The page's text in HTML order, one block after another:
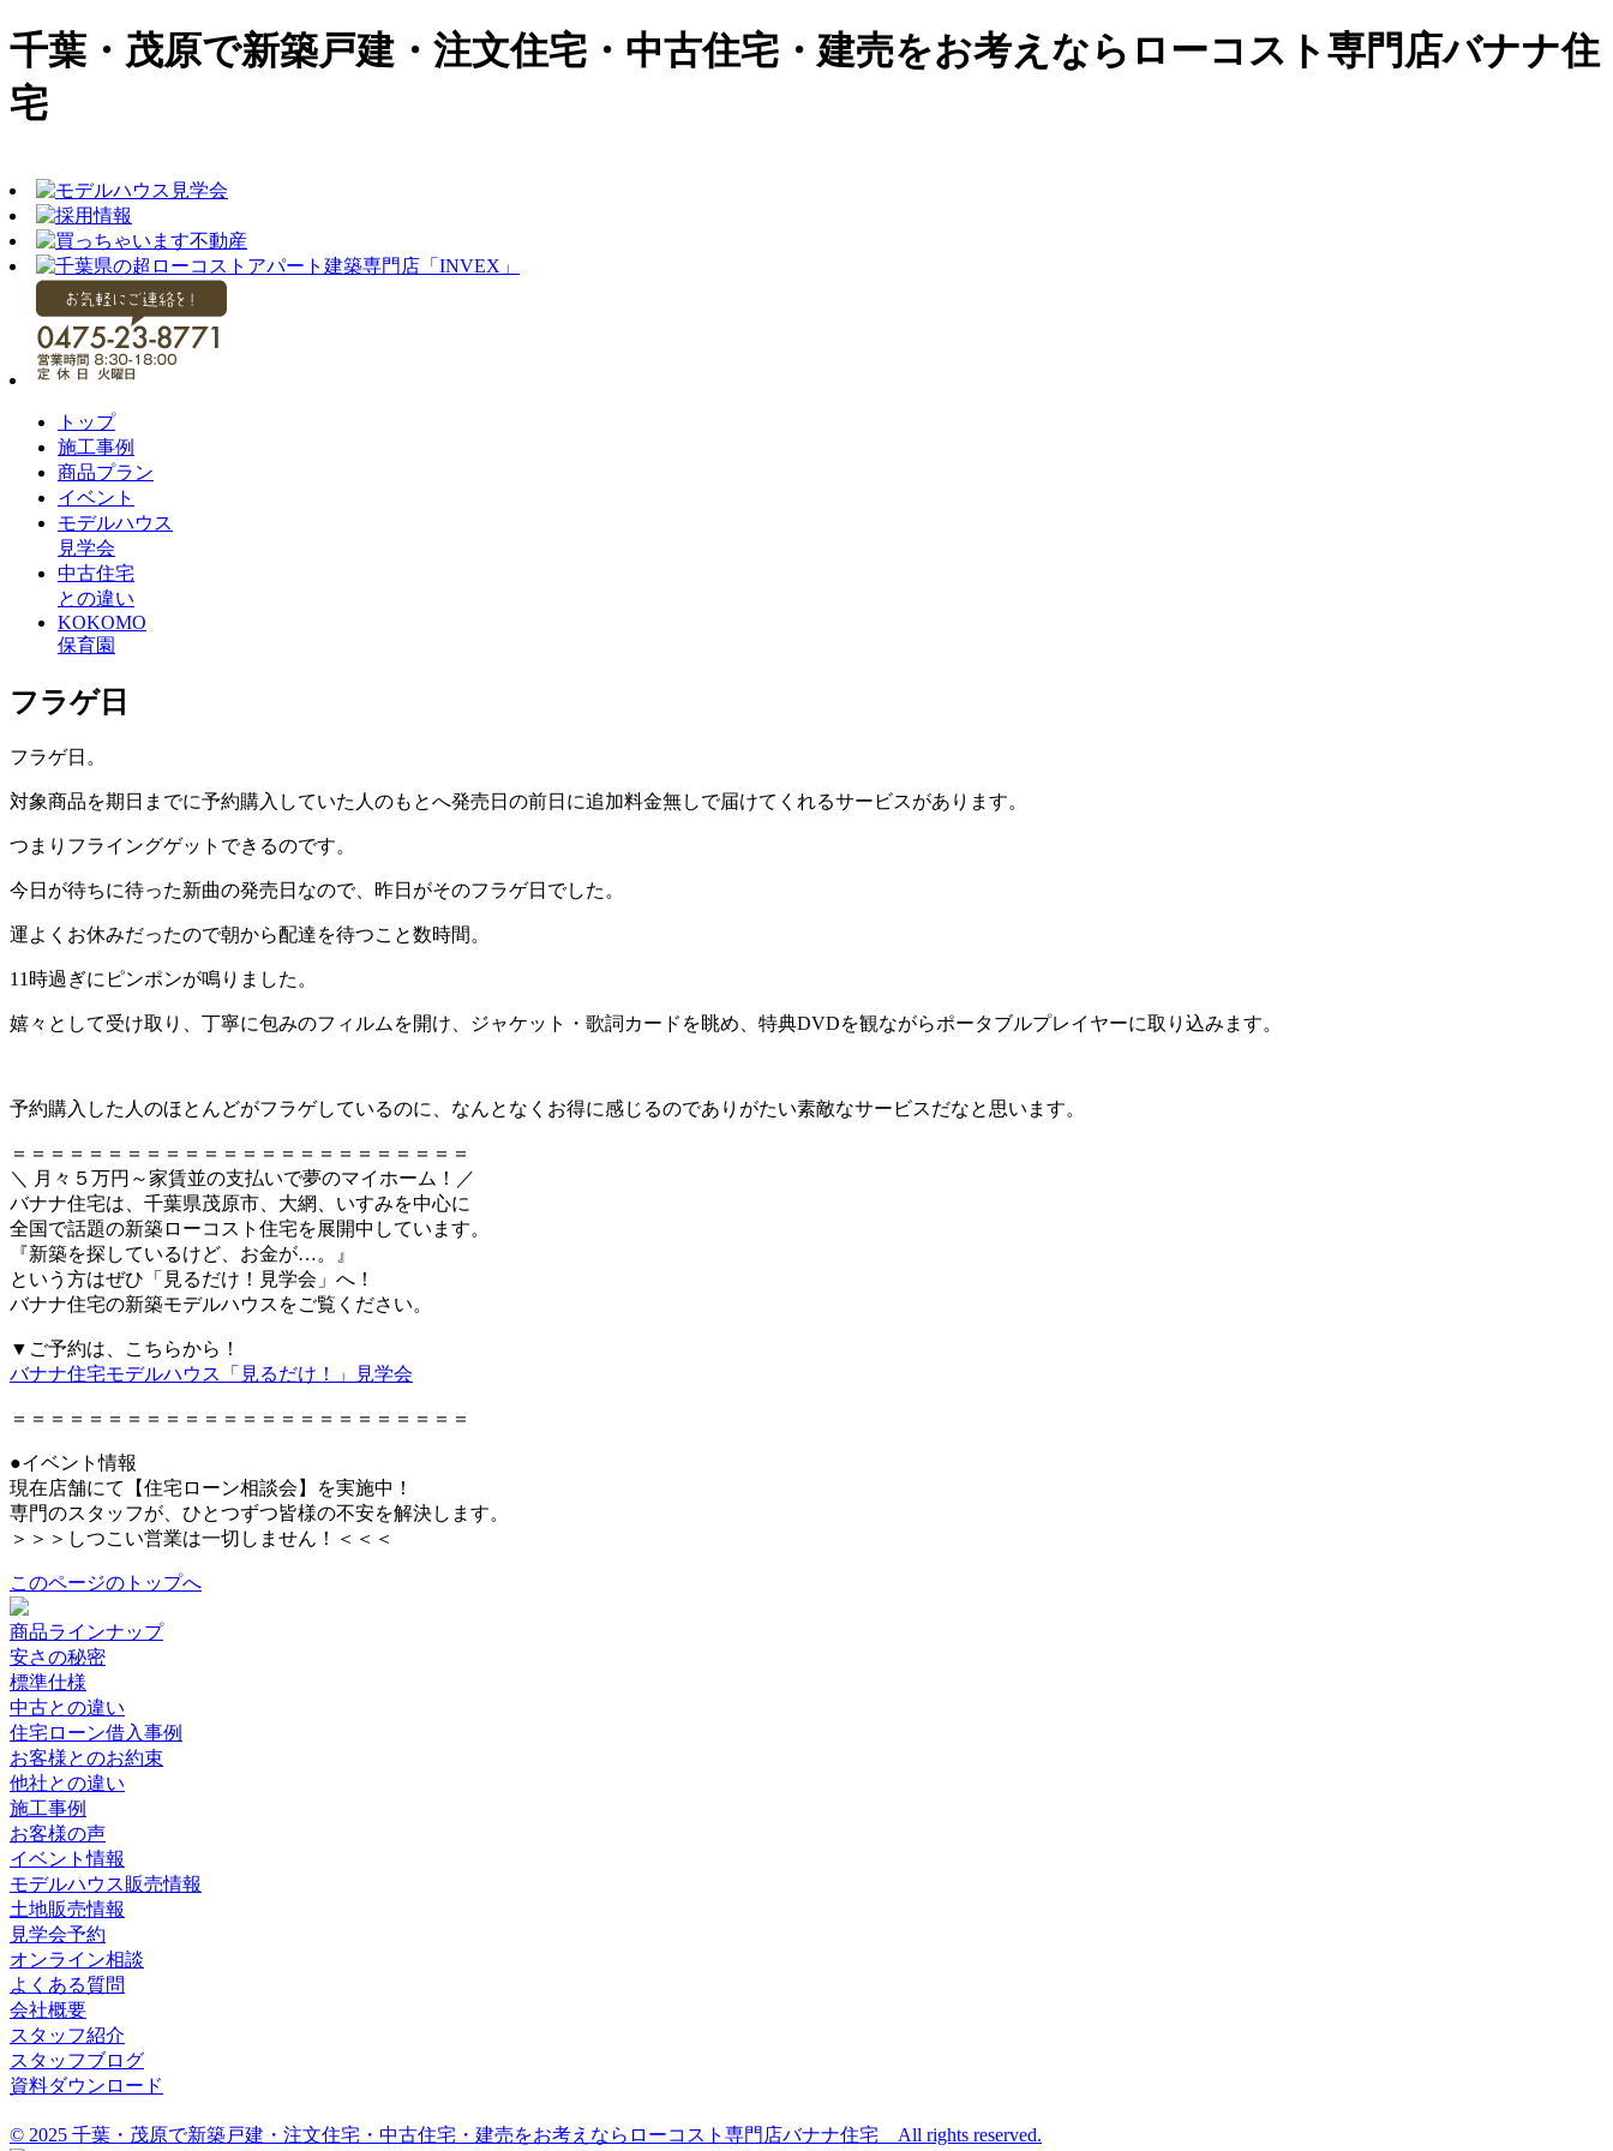
千葉・茂原で新築戸建・注文住宅・中古住宅・建売をお考えならローコスト専門店バナナ住
宅
トップ
施工事例
商品プラン
イベント
モデルハウス
見学会
中古住宅
との違い
KOKOMO
保育園
フラゲ日
フラゲ日。
対象商品を期日までに予約購入していた人のもとへ発売日の前日に追加料金無しで届けてくれるサービスがあります。
つまりフライングゲットできるのです。
今日が待ちに待った新曲の発売日なので、昨日がそのフラゲ日でした。
運よくお休みだったので朝から配達を待つこと数時間。
11時過ぎにピンポンが鳴りました。
嬉々として受け取り、丁寧に包みのフィルムを開け、ジャケット・歌詞カードを眺め、特典DVDを観ながらポータブルプレイヤーに取り込みます。
予約購入した人のほとんどがフラゲしているのに、なんとなくお得に感じるのでありがたい素敵なサービスだなと思います。
＝＝＝＝＝＝＝＝＝＝＝＝＝＝＝＝＝＝＝＝＝＝＝＝
＼ 月々５万円～家賃並の支払いで夢のマイホーム！／
バナナ住宅は、千葉県茂原市、大網、いすみを中心に
全国で話題の新築ローコスト住宅を展開中しています。
『新築を探しているけど、お金が…。』
という方はぜひ「見るだけ！見学会」へ！
バナナ住宅の新築モデルハウスをご覧ください。
▼ご予約は、こちらから！
バナナ住宅モデルハウス「見るだけ！」見学会
＝＝＝＝＝＝＝＝＝＝＝＝＝＝＝＝＝＝＝＝＝＝＝＝
●イベント情報
現在店舗にて【住宅ローン相談会】を実施中！
専門のスタッフが、ひとつずつ皆様の不安を解決します。
＞＞＞しつこい営業は一切しません！＜＜＜
このページのトップへ
商品ラインナップ
安さの秘密
標準仕様
中古との違い
住宅ローン借入事例
お客様とのお約束
他社との違い
施工事例
お客様の声
イベント情報
モデルハウス販売情報
土地販売情報
見学会予約
オンライン相談
よくある質問
会社概要
スタッフ紹介
スタッフブログ
資料ダウンロード
© 2025 千葉・茂原で新築戸建・注文住宅・中古住宅・建売をお考えならローコスト専門店バナナ住宅 All rights reserved.